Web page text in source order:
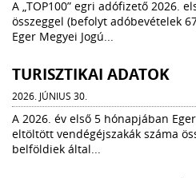
A „TOP100” egri adófizető 2026.
összeggel (befolyt adóbevételek
Eger Megyei Jogú...
TURISZTIKAI ADATOK
2026. JÚNIUS 30.
A 2026. év első 5 hónapjában
eltöltött vendégéjszakák száma
belföldiek által...